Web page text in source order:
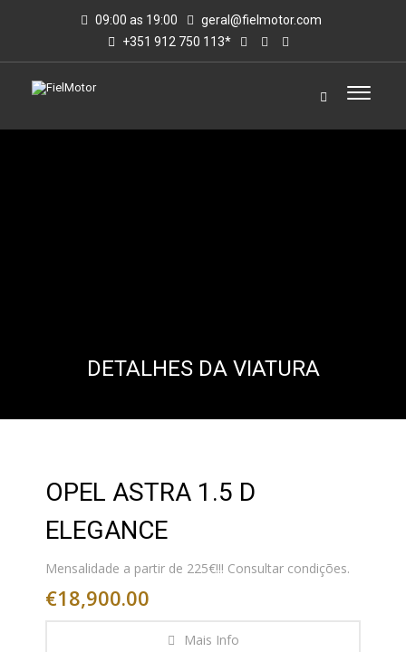
09:00 as 19:00
geral@fielmotor.com
+351 912 750 113*
DETALHES DA VIATURA
OPEL ASTRA 1.5 D
ELEGANCE
Mensalidade a partir de 225€!!! Consultar condições.
€18,900.00
Mais Info